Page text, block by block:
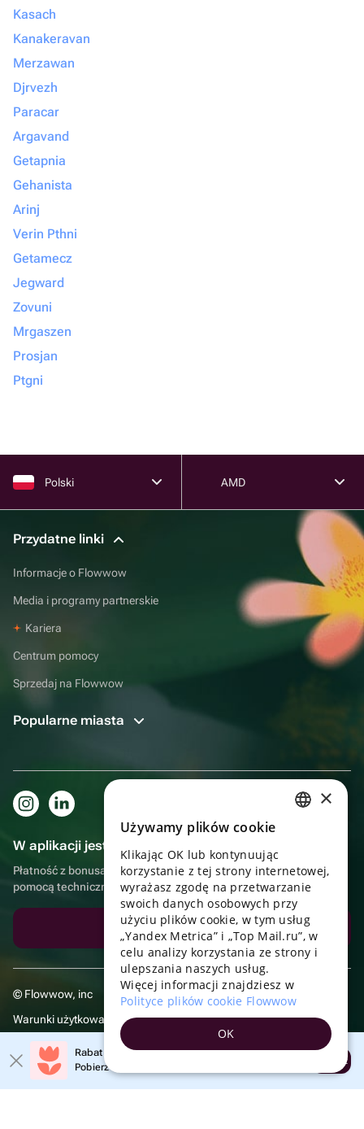
Kasach
Kanakeravan
Merzawan
Djrvezh
Paracar
Argavand
Getapnia
Gehanista
Arinj
Verin Pthni
Getamecz
Jegward
Zovuni
Mrgaszen
Prosjan
Ptgni
Polski AMD
Przydatne linki
Informacje o Flowwow
Media i programy partnerskie
Kariera
Centrum pomocy
Sprzedaj na Flowwow
Popularne miasta
W aplikacji jest to jeszcze wygodniejsze!
Płatność z bonusami, samodzielna dostawa, wygodny czat z
pomocą techniczną
Pobierz aplikację
© Flowwow, inc
Warunki użytkowania
Polityka prywatnościRabat 20% na pierwsze zamówienie!
Pobierz aplikację i skorzystaj z promocji
Otwórz
UKRAINIAN
PORTUGUESE
SPANISH
TURKISH
GERMAN
×
Używamy plików cookie
Klikając OK lub kontynuując
korzystanie z tej strony internetowej,
wyrażasz zgodę na przetwarzanie
swoich danych osobowych przy
użyciu plików cookie, w tym usług
„Yandex Metrica” i „Top Mail.ru”, w
celu analizy korzystania ze strony i
ulepszania naszych usług.
Więcej informacji znajdziesz w
Polityce plików cookie Flowwow
OK